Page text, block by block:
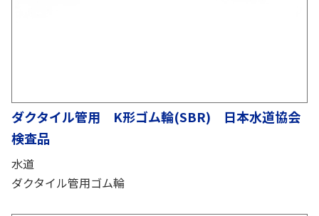
ダクタイル管用 K形ゴム輪(SBR) 日本水道協会
検査品
水道
ダクタイル管用ゴム輪